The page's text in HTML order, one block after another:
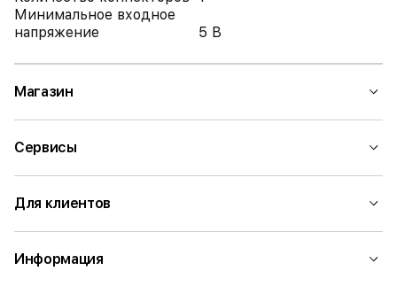
Минимальное входное
напряжение
5 В
Магазин
Сервисы
Для клиентов
Информация